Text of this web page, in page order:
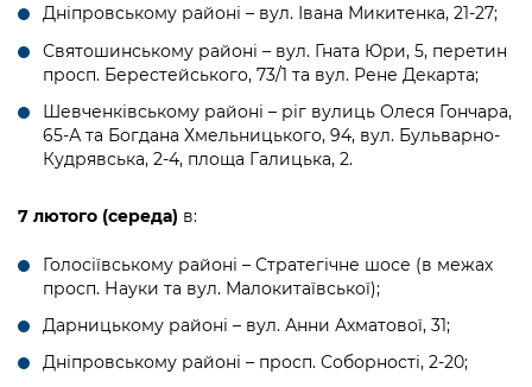
Підприємства, установи, організації
Kyiv International Relations
Річні звіти
Гендерна політика
Безбар'єрність
Київська міська військова адміністрація
Безбар'єрність
Портал послуг
Уряд» – місцевий рівень»
Важливе під час воєнного стану
Про відкриті дані
Портал даних Києва
Публічні дашборди
Дніпровському районі – вул. Івана Микитенка, 21-27;
Святошинському районі – вул. Гната Юри, 5, перетин
просп. Берестейського, 73/1 та вул. Рене Декарта;
Шевченківському районі – ріг вулиць Олеся Гончара,
65-А та Богдана Хмельницького, 94, вул. Бульварно-
Кудрявська, 2-4, площа Галицька, 2.
7 лютого (середа) в:
Голосіївському районі – Стратегічне шосе (в межах
просп. Науки та вул. Малокитаївської);
Дарницькому районі – вул. Анни Ахматової, 31;
Дніпровському районі – просп. Соборності, 2-20;